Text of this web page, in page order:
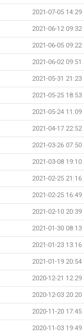
2021-07-05 14:29
2021-06-12 09:32
2021-06-05 09:22
2021-06-02 09:51
2021-05-31 21:23
2021-05-25 18:53
2021-05-24 11:09
2021-04-17 22:52
2021-03-26 07:50
2021-03-08 19:10
2021-02-25 21:16
2021-02-25 16:49
2021-02-10 20:39
2021-01-30 08:13
2021-01-23 13:16
2021-01-19 20:54
2020-12-21 12:29
2020-12-03 20:20
2020-11-20 17:45
2020-11-03 19:49